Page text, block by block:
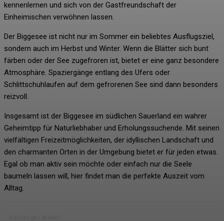
kennenlernen und sich von der Gastfreundschaft der
Einheimischen verwöhnen lassen.
Der Biggesee ist nicht nur im Sommer ein beliebtes Ausflugsziel,
sondern auch im Herbst und Winter. Wenn die Blätter sich bunt
färben oder der See zugefroren ist, bietet er eine ganz besondere
Atmosphäre. Spaziergänge entlang des Ufers oder
Schlittschuhlaufen auf dem gefrorenen See sind dann besonders
reizvoll.
Insgesamt ist der Biggesee im südlichen Sauerland ein wahrer
Geheimtipp für Naturliebhaber und Erholungssuchende. Mit seinen
vielfältigen Freizeitmöglichkeiten, der idyllischen Landschaft und
den charmanten Orten in der Umgebung bietet er für jeden etwas.
Egal ob man aktiv sein möchte oder einfach nur die Seele
baumeln lassen will, hier findet man die perfekte Auszeit vom
Alltag.